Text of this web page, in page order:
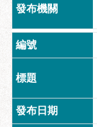
訊
安
全
政
策
聯
方
式